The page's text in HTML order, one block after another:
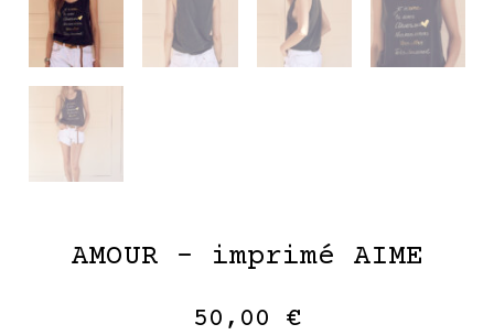
AMOUR – imprimé AIME
50,00 €